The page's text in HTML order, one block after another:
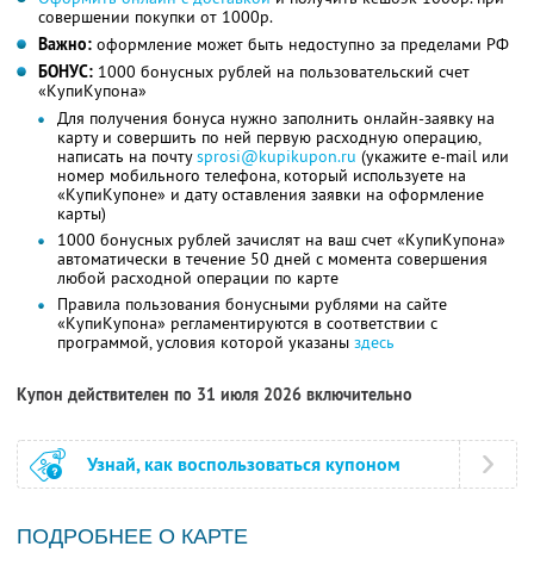
совершении покупки от 1000р.
Важно: оформление может быть недоступно за пределами РФ
БОНУС: 1000 бонусных рублей на пользовательский счет
«КупиКупона»
Для получения бонуса нужно заполнить онлайн-заявку на
карту и совершить по ней первую расходную операцию,
написать на почтуsprosi@kupikupon.ru (укажите e-mail или
номер мобильного телефона, который используете на
«КупиКупоне» и дату оставления заявки на оформление
карты)
1000 бонусных рублей зачислят на ваш счет «КупиКупона»
автоматически в течение 50 дней с момента совершения
любой расходной операции по карте
Правила пользования бонусными рублями на сайте
«КупиКупона» регламентируются в соответствии с
программой, условия которой указаны здесь
Купон действителен по 31 июля 2026 включительно
Узнай, как воспользоваться купоном
ПОДРОБНЕЕ О КАРТЕ